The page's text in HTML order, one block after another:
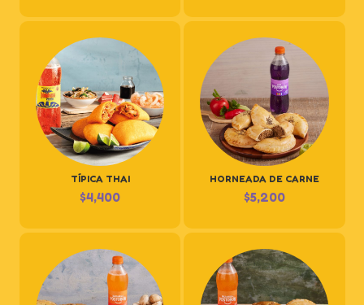
TÍPICA THAI
$4,400
HORNEADA DE CARNE
$5,200